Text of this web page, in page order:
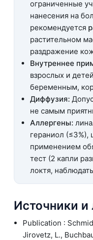
ограниченные
нанесения на
рекомендуется
растительном
раздражение
Внутреннее
взрослых и
беременным,
Диффузия:
не самым
Аллергены:
гераниол (≤3%),
применением
тест (2 капли
локтя,
Источники и
Publication :
Jirovetz, L.,